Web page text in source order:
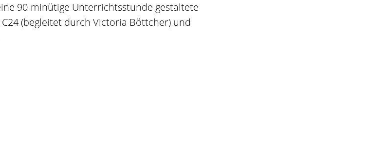
90-minütige Unterrichtsstunde gestaltete
(begleitet durch Victoria Böttcher) und